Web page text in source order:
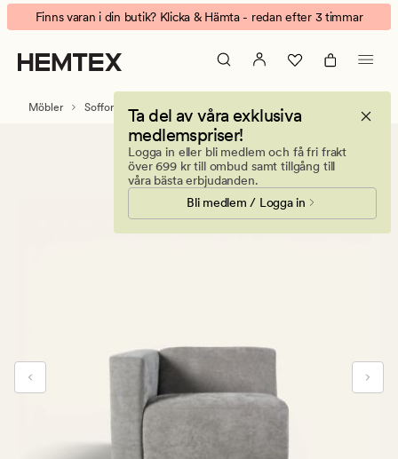
Juno
Modul
1,5-
sits
vänster
Animerad
banner.
Klicka
på
Finns varan i din butik? Klicka & Hämta - redan efter 3 timmar
Ta del av våra exklusiva
medlemspriser!
Logga in eller bli medlem och få fri frakt
över 699 kr till ombud samt tillgång till
våra bästa erbjudanden.
Bli medlem / Logga in
Möbler Soffor Modulsoffor Modulsoffa Juno